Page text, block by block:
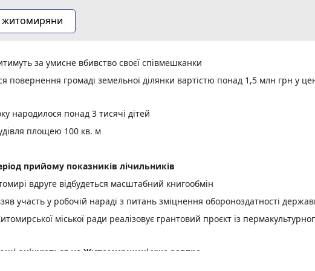
за умисне вбивство своєї співмешканки
повернення громаді земельної ділянки вартістю понад 1,5 млн грн у
народилося понад 3 тисячі дітей
площею 100 кв. м
прийому показників лічильників
вдруге відбудеться масштабний книгообмін
участь у робочій нараді з питань зміцнення обороноздатності
міської ради реалізовує грантовий проєкт із
очікуються на Житомирщині уже завтра